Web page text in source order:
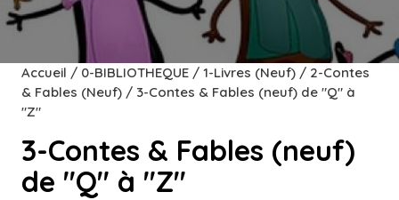
Accueil / 0-BIBLIOTHEQUE / 1-Livres (Neuf) / 2-Contes
& Fables (Neuf) / 3-Contes & Fables (neuf) de "Q" à
"Z"
3-Contes & Fables (neuf)
de "Q" à "Z"